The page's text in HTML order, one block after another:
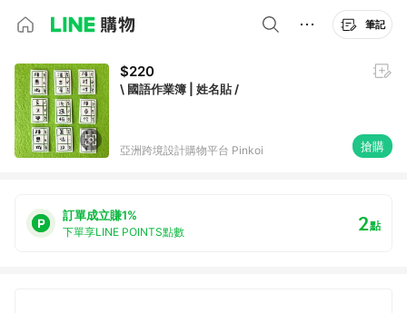
筆記
$220
\ 國語作業簿 | 姓名貼 /
亞洲跨境設計購物平台 Pinkoi 搶購
訂單成立賺1%
下單享LINE POINTS點數 2點